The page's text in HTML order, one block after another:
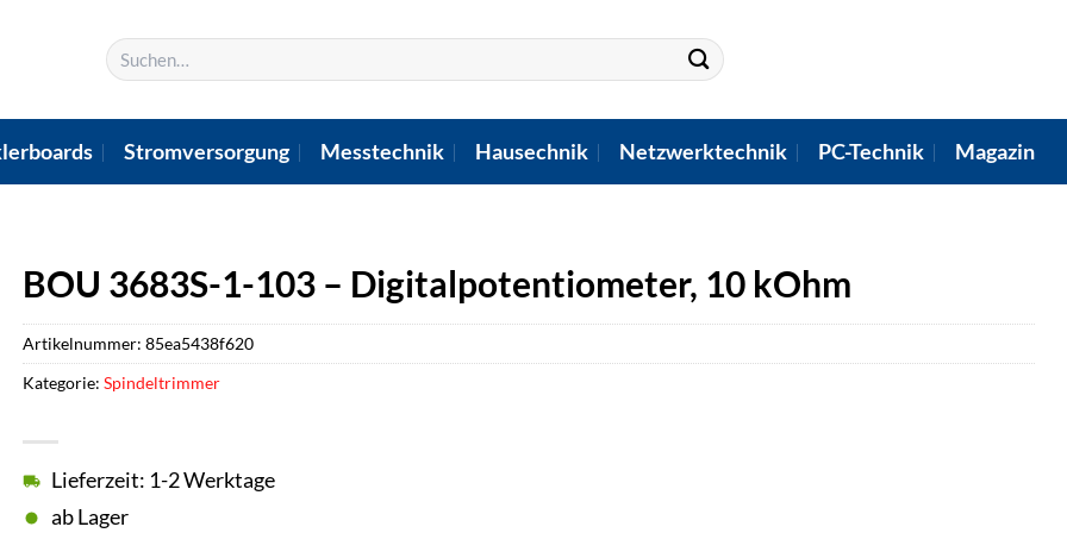
Suchen
nach:
Stromversorgung Messtechnik Hausechnik Netzwerktechnik PC-Technik Magazin
BOU 3683S-1-103 – Digitalpotentiometer, 10 kOhm
Lieferzeit: 1-2 Werktage
ab Lager
Artikelnummer: 85ea5438f620
Kategorie: Spindeltrimmer